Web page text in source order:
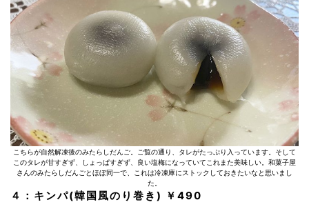
こちらが自然解凍後のみたらしだんご。ご覧の通り、タレがたっぷり入っています。そして
このタレが甘すぎず、しょっぱすぎず、良い塩梅になっていてこれまた美味しい。和菓子屋
さんのみたらしだんごとほぼ同一で、これは冷凍庫にストックしておきたいなと思いまし
た。
４：キンパ(韓国風のり巻き) ￥490